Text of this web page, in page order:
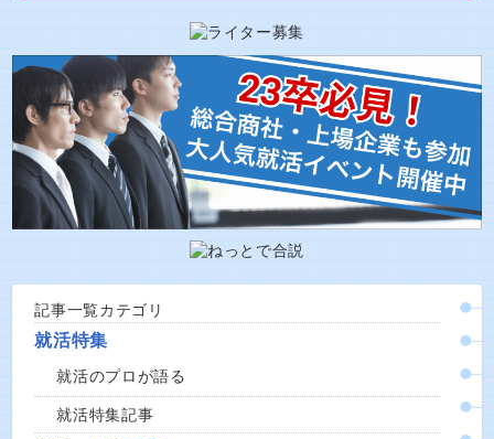
記事一覧カテゴリ
就活特集
就活のプロが語る
就活特集記事